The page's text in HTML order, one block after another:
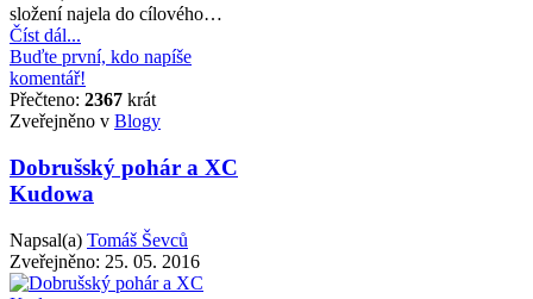
složení najela do cílového…
Číst dál...
Buďte první, kdo napíše
komentář!
Přečteno: 2367 krát
Zveřejněno v Blogy
Dobrušský pohár a XC
Kudowa
Napsal(a) Tomáš Ševců
Zveřejněno: 25. 05. 2016